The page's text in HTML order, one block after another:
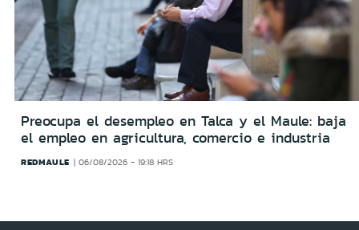
Preocupa el desempleo en Talca y el Maule: baja
el empleo en agricultura, comercio e industria
REDMAULE 06/08/2026 - 19:18 HRS